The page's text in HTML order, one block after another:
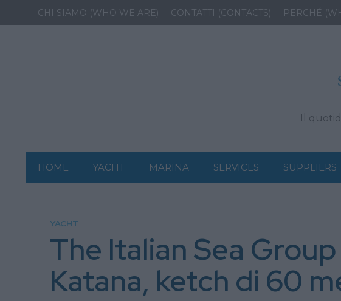
CHI SIAMO (WHO WE ARE) CONTATTI (CONTACTS) PERCHÉ
Il
HOME YACHT MARINA SERVICES SUPPLIERS
YACHT
The Italian Sea
Katana, ketch di 60